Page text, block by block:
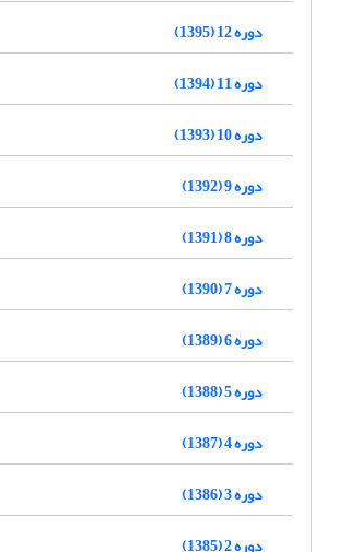
دوره 12 (1395)
دوره 11 (1394)
دوره 10 (1393)
دوره 9 (1392)
دوره 8 (1391)
دوره 7 (1390)
دوره 6 (1389)
دوره 5 (1388)
دوره 4 (1387)
دوره 3 (1386)
دوره 2 (1385)